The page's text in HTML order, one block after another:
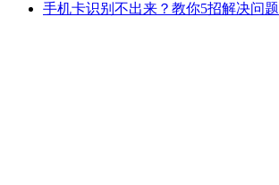
手机卡识别不出来？教你5招解决问题